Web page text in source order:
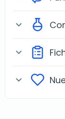
expand_more
expand_more
expand_more